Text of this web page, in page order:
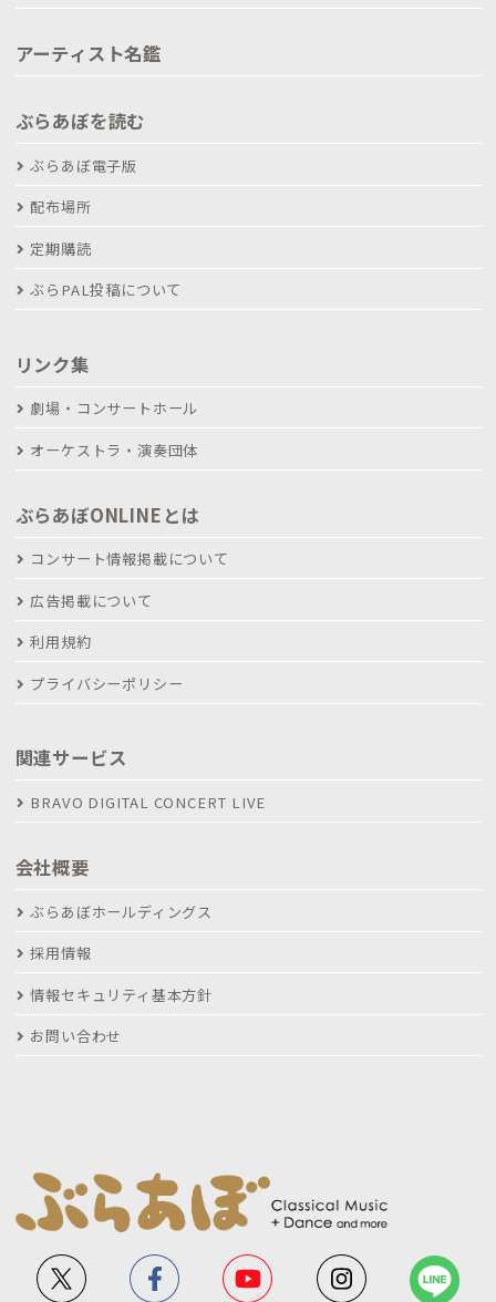
アーティスト名鑑
ぶらあぼを読む
ぶらあぼ電子版
配布場所
定期購読
ぶらPAL投稿について
リンク集
劇場・コンサートホール
オーケストラ・演奏団体
ぶらあぼONLINEとは
コンサート情報掲載について
広告掲載について
利用規約
プライバシーポリシー
関連サービス
BRAVO DIGITAL CONCERT LIVE
会社概要
ぶらあぼホールディングス
採用情報
情報セキュリティ基本方針
お問い合わせ